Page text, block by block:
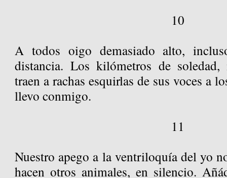
10
A todos oigo demasiado alto,
distancia. Los kilómetros de soledad,
traen a rachas esquirlas de sus voces a
llevo conmigo.
11
Nuestro apego a la ventriloquía del yo
hacen otros animales, en silencio.